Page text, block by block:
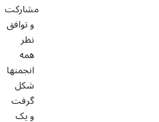
مشارکت
و توافق
نظر
همه
انجمنها
شکل
گرفت
و یک